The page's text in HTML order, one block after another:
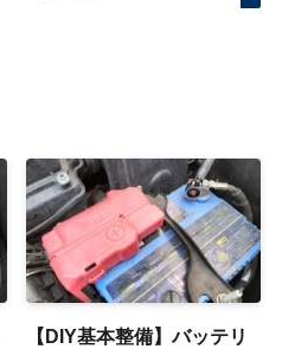
【DIY基本整備】バッテリ